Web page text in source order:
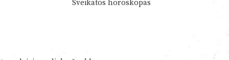
Sveikatos horoskopas